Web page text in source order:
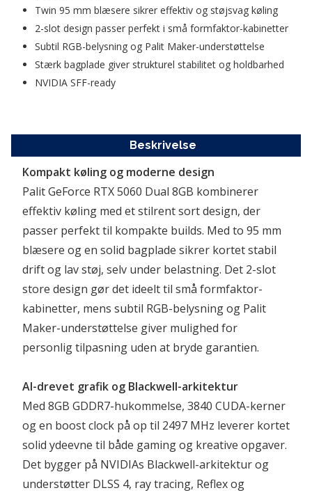
Twin 95 mm blæsere sikrer effektiv og støjsvag køling
2-slot design passer perfekt i små formfaktor-kabinetter
Subtil RGB-belysning og Palit Maker-understøttelse
Stærk bagplade giver strukturel stabilitet og holdbarhed
NVIDIA SFF-ready
Beskrivelse
Kompakt køling og moderne design
Palit GeForce RTX 5060 Dual 8GB kombinerer
effektiv køling med et stilrent sort design, der
passer perfekt til kompakte builds. Med to 95 mm
blæsere og en solid bagplade sikrer kortet stabil
drift og lav støj, selv under belastning. Det 2-slot
store design gør det ideelt til små formfaktor-
kabinetter, mens subtil RGB-belysning og Palit
Maker-understøttelse giver mulighed for
personlig tilpasning uden at bryde garantien.
AI-drevet grafik og Blackwell-arkitektur
Med 8GB GDDR7-hukommelse, 3840 CUDA-kerner
og en boost clock på op til 2497 MHz leverer kortet
solid ydeevne til både gaming og kreative opgaver.
Det bygger på NVIDIAs Blackwell-arkitektur og
understøtter DLSS 4, ray tracing, Reflex og